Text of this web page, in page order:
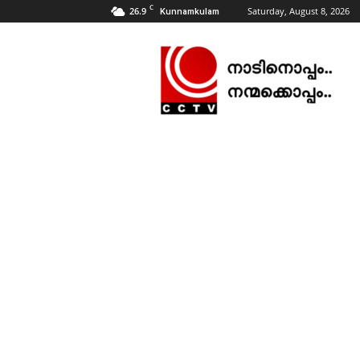
26.9 C Kunnamkulam Saturday, August 8, 2026
NEWS
|
KUNNAMKULAM